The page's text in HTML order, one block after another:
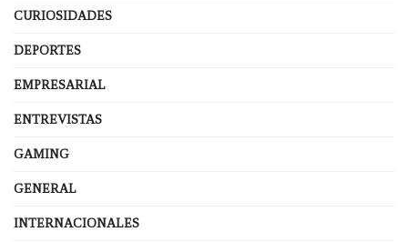
CURIOSIDADES
DEPORTES
EMPRESARIAL
ENTREVISTAS
GAMING
GENERAL
INTERNACIONALES